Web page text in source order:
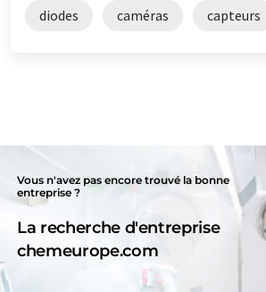
diodes caméras capteurs
Vous n'avez pas encore trouvé la bonne
entreprise ?
La recherche d'entreprise
chemeurope.com